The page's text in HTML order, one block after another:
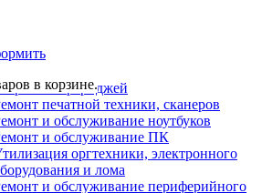
в корзине.
картриджей
печатной техники, сканеров
и обслуживание ноутбуков
и обслуживание ПК
оргтехники, электронного
и лома
и обслуживание периферийного